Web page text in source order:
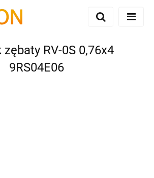
Zaloguj się
Zgody cookies
zębaty RV-0S 0,76x4
9RS04E06